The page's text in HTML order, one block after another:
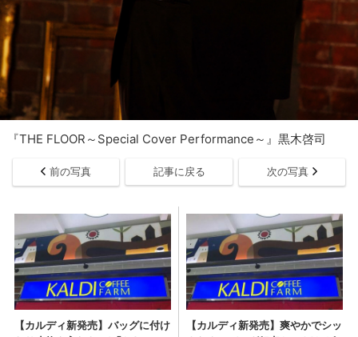
『THE FLOOR～Special Cover Performance～』黒木啓司
前の写真 記事に戻る 次の写真